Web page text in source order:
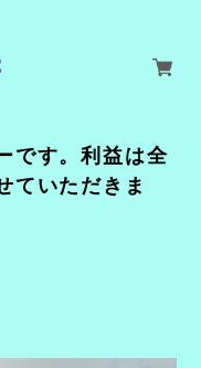
です。利益は全
ていただきま